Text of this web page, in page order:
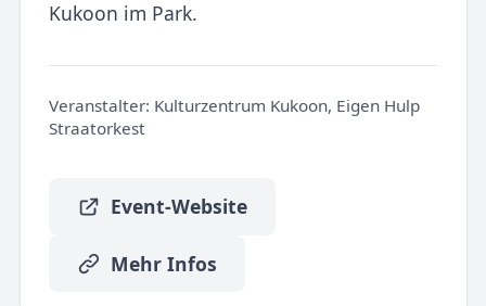
Kukoon im Park.
Veranstalter: Kulturzentrum Kukoon, Eigen Hulp
Straatorkest
Event-Website
Mehr Infos